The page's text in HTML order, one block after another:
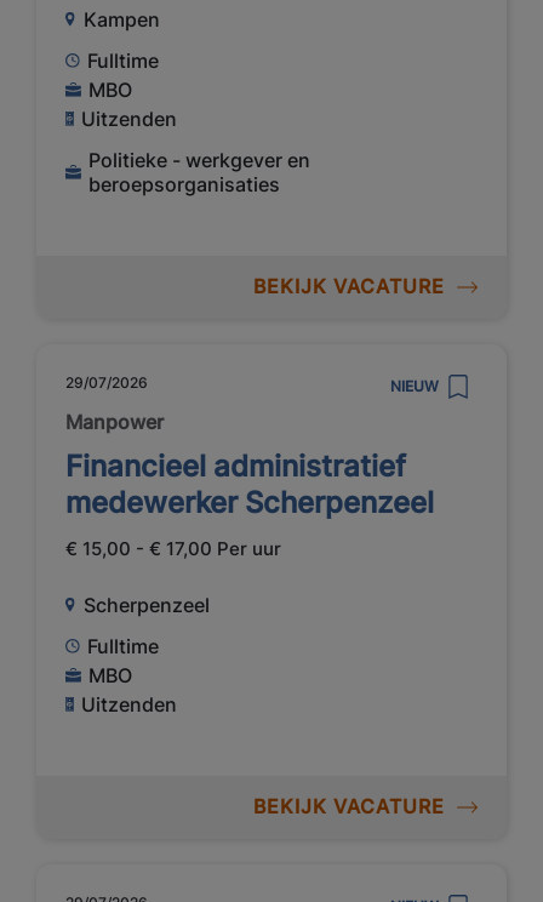
Kampen
Fulltime
MBO
Uitzenden
Politieke - werkgever en
beroepsorganisaties
BEKIJK VACATURE
29/07/2026 NIEUW
Manpower
Financieel administratief
medewerker Scherpenzeel
€ 15,00 - € 17,00 Per uur
Scherpenzeel
Fulltime
MBO
Uitzenden
BEKIJK VACATURE